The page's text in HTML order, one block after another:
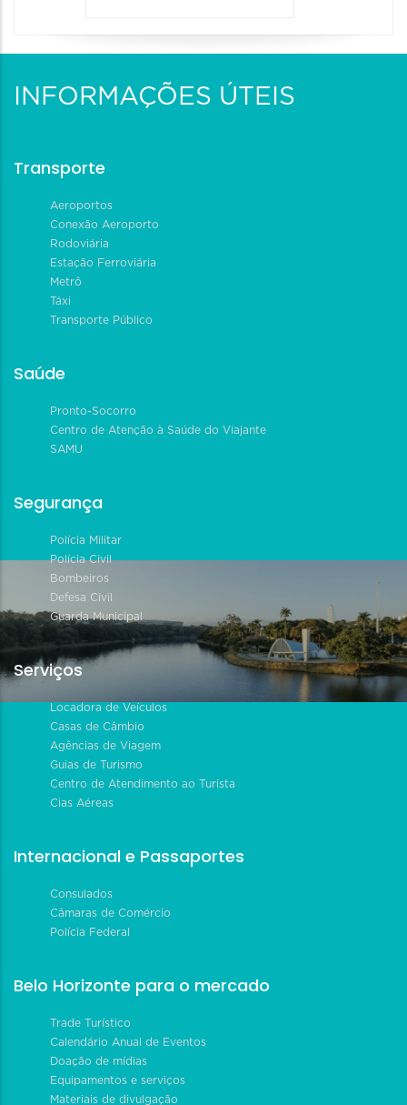
INFORMAÇÕES ÚTEIS
Transporte
Aeroportos
Conexão Aeroporto
Rodoviária
Estação Ferroviária
Metrô
Táxi
Transporte Público
Saúde
Pronto-Socorro
Centro de Atenção à Saúde do Viajante
SAMU
Segurança
Polícia Militar
Polícia Civil
Bombeiros
Defesa Civil
Guarda Municipal
Serviços
Locadora de Veículos
Casas de Câmbio
Agências de Viagem
Guias de Turismo
Centro de Atendimento ao Turista
Cias Aéreas
Internacional e Passaportes
Consulados
Câmaras de Comércio
Polícia Federal
Belo Horizonte para o mercado
Trade Turístico
Calendário Anual de Eventos
Doação de mídias
Equipamentos e serviços
Materiais de divulgação